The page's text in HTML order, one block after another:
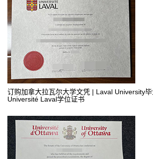
订购加拿大拉瓦尔大学文凭 | Laval University
Université Laval学位证书